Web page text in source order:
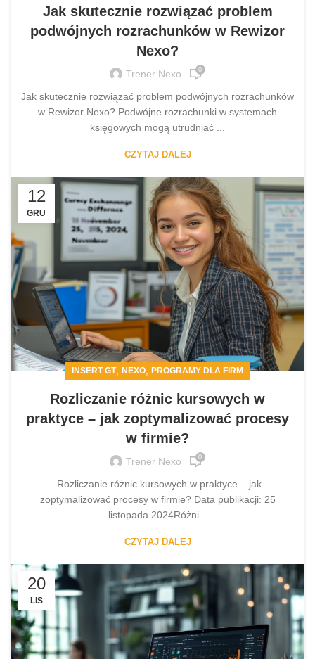
Jak skutecznie rozwiązać problem
podwójnych rozrachunków w Rewizor
Nexo?
Trener Nexo 0
Jak skutecznie rozwiązać problem podwójnych rozrachunków
w Rewizor Nexo? Podwójne rozrachunki w systemach
księgowych mogą utrudniać ...
CZYTAJ DALEJ
12
GRU
INSERT GT, NEXO PROGRAMY DLA FIRM
Rozliczanie różnic kursowych w
praktyce – jak zoptymalizować procesy
w firmie?
Trener Nexo 0
Rozliczanie różnic kursowych w praktyce – jak
zoptymalizować procesy w firmie? Data publikacji: 25
listopada 2024Różni...
CZYTAJ DALEJ
20
LIS